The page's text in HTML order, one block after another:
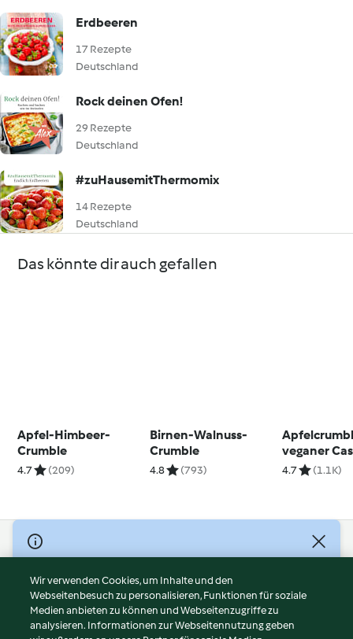
Erdbeeren
17 Rezepte
Deutschland
Rock deinen Ofen!
29 Rezepte
Deutschland
#zuHausemitThermomix
14 Rezepte
Deutschland
Das könnte dir auch gefallen
Apfel-Himbeer-
Crumble
4.7 (209)
Birnen-Walnuss-
Crumble
4.8 (793)
veganer
Vanille-
4.7 (1.1K)
© Copyright 2026
Nutzungsbedingungen
Datenschutzrichtlinien
Disclaimer
Wir verwenden Cookies, um Inhalte und den
Webseitenbesuch zu personalisieren, Funktionen für soziale
Medien anbieten zu können und Webseitenzugriffe zu
analysieren. Informationen zur Webseitennutzung geben